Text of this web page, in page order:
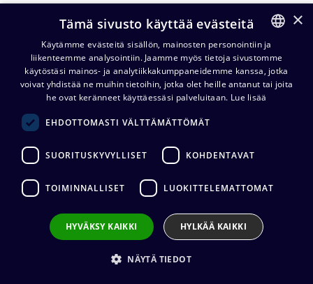
Cordial CMK 222 FRNC -
mikrofonikaapeli, 100 m kela
142,80€
Kaapelin valmistaja:Cordial
Ulkovaipan materiaali:FRNC
Kaapelin halkaisija:4,2 mm
Sähkönumero: 0273206
FINNISH
ENGLISH
×
Tämä sivusto käyttää evästeitä
Käytämme evästeitä sisällön, mainosten personointiin ja
liikenteemme analysointiin. Jaamme myös tietoja sivustomme
käytöstäsi mainos- ja analytiikkakumppaneidemme kanssa, jotka
voivat yhdistää ne muihin tietoihin, jotka olet heille antanut tai joita
he ovat keränneet käyttäessäsi palveluitaan. Lue lisää
EHDOTTOMASTI VÄLTTÄMÄTTÖMÄT
SUORITUSKYVYLLISET KOHDENTAVAT
TOIMINNALLISET LUOKITTELEMATTOMAT
HYVÄKSY KAIKKI HYLKÄÄ KAIKKI
NÄYTÄ TIEDOT